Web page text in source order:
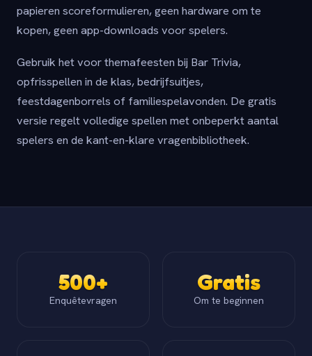
papieren scoreformulieren, geen hardware om te
kopen, geen app-downloads voor spelers.
Gebruik het voor themafeesten bij Bar Trivia,
opfrisspellen in de klas, bedrijfsuitjes,
feestdagenborrels of familiespelavonden. De gratis
versie regelt volledige spellen met onbeperkt aantal
spelers en de kant-en-klare vragenbibliotheek.
500+
Enquêtevragen
Gratis
Om te beginnen